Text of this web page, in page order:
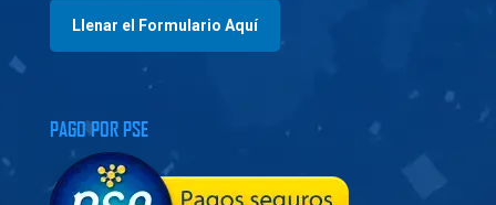
Llenar el Formulario Aquí
PAGO POR PSE